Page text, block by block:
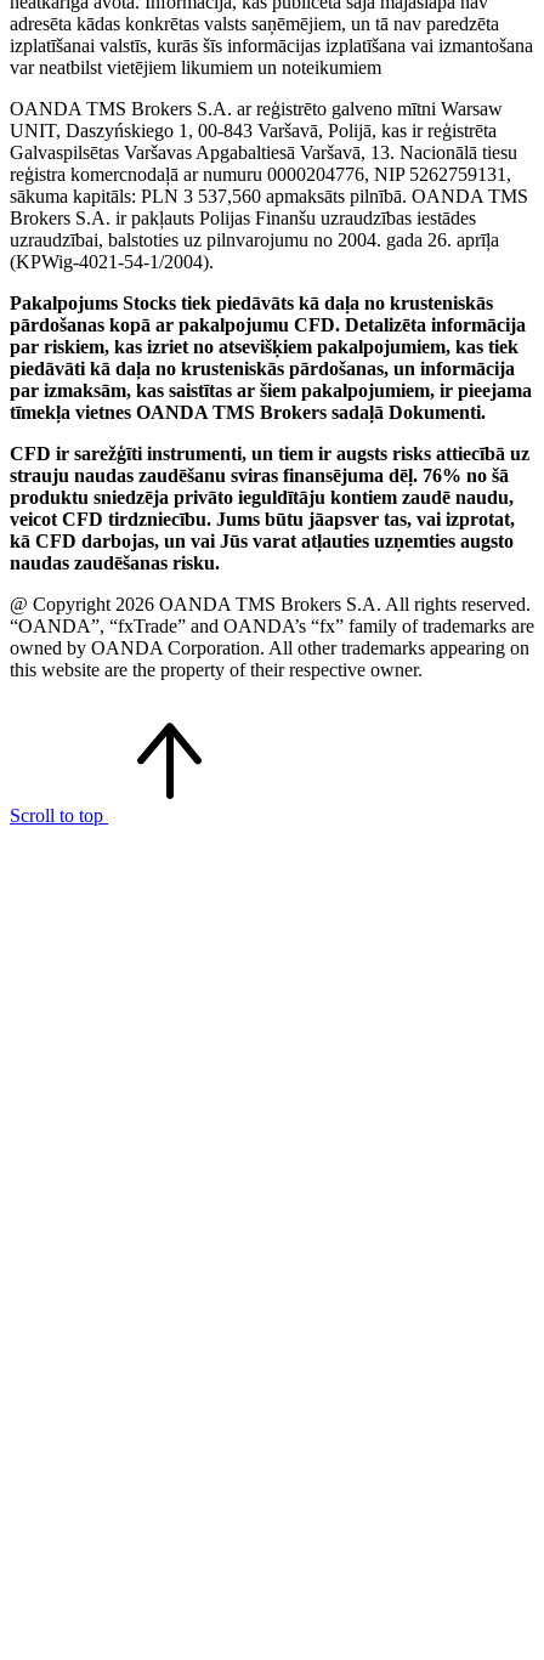
adresēta kādas konkrētas valsts saņēmējiem, un tā nav paredzēta
izplatīšanai valstīs, kurās šīs informācijas izplatīšana vai izmantošana
var neatbilst vietējiem likumiem un noteikumiem
OANDA TMS Brokers S.A. ar reģistrēto galveno mītni Warsaw
UNIT, Daszyńskiego 1, 00-843 Varšavā, Polijā, kas ir reģistrēta
Galvaspilsētas Varšavas Apgabaltiesā Varšavā, 13. Nacionālā tiesu
reģistra komercnodaļā ar numuru 0000204776, NIP 5262759131,
sākuma kapitāls: PLN 3 537,560 apmaksāts pilnībā. OANDA TMS
Brokers S.A. ir pakļauts Polijas Finanšu uzraudzības iestādes
uzraudzībai, balstoties uz pilnvarojumu no 2004. gada 26. aprīļa
(KPWig-4021-54-1/2004).
Pakalpojums Stocks tiek piedāvāts kā daļa no krusteniskās
pārdošanas kopā ar pakalpojumu CFD. Detalizēta informācija
par riskiem, kas izriet no atsevišķiem pakalpojumiem, kas tiek
piedāvāti kā daļa no krusteniskās pārdošanas, un informācija
par izmaksām, kas saistītas ar šiem pakalpojumiem, ir pieejama
tīmekļa vietnes OANDA TMS Brokers sadaļā Dokumenti.
CFD ir sarežģīti instrumenti, un tiem ir augsts risks attiecībā uz
strauju naudas zaudēšanu sviras finansējuma dēļ. 76% no šā
produktu sniedzēja privāto ieguldītāju kontiem zaudē naudu,
veicot CFD tirdzniecību. Jums būtu jāapsver tas, vai izprotat,
kā CFD darbojas, un vai Jūs varat atļauties uzņemties augsto
naudas zaudēšanas risku.
@ Copyright 2026 OANDA TMS Brokers S.A. All rights reserved.
“OANDA”, “fxTrade” and OANDA’s “fx” family of trademarks are
owned by OANDA Corporation. All other trademarks appearing on
this website are the property of their respective owner.
Scroll to top